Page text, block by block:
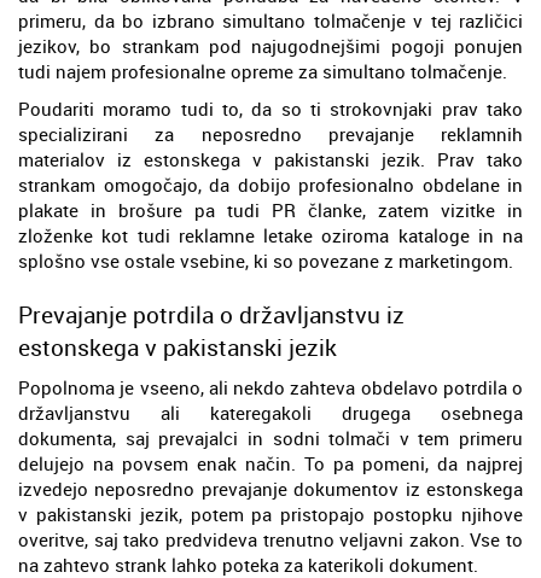
primeru, da bo izbrano simultano tolmačenje v tej različici
jezikov, bo strankam pod najugodnejšimi pogoji ponujen
tudi najem profesionalne opreme za simultano tolmačenje.
Poudariti moramo tudi to, da so ti strokovnjaki prav tako
specializirani za neposredno prevajanje reklamnih
materialov iz estonskega v pakistanski jezik. Prav tako
strankam omogočajo, da dobijo profesionalno obdelane in
plakate in brošure pa tudi PR članke, zatem vizitke in
zloženke kot tudi reklamne letake oziroma kataloge in na
splošno vse ostale vsebine, ki so povezane z marketingom.
Prevajanje potrdila o državljanstvu iz
estonskega v pakistanski jezik
Popolnoma je vseeno, ali nekdo zahteva obdelavo potrdila o
državljanstvu ali kateregakoli drugega osebnega
dokumenta, saj prevajalci in sodni tolmači v tem primeru
delujejo na povsem enak način. To pa pomeni, da najprej
izvedejo neposredno prevajanje dokumentov iz estonskega
v pakistanski jezik, potem pa pristopajo postopku njihove
overitve, saj tako predvideva trenutno veljavni zakon. Vse to
na zahtevo strank lahko poteka za katerikoli dokument.